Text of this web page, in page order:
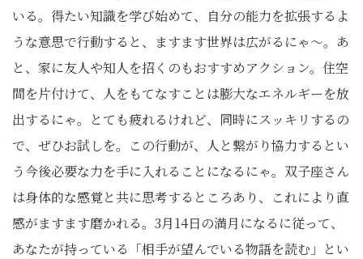
いる。得たい知識を学び始めて、自分の能力を拡張するよ
うな意思で行動すると、ますます世界は広がるにゃ〜。あ
と、家に友人や知人を招くのもおすすめアクション。住空
間を片付けて、人をもてなすことは膨大なエネルギーを放
出するにゃ。とても疲れるけれど、同時にスッキリするの
で、ぜひお試しを。この行動が、人と繋がり協力するとい
う今後必要な力を手に入れることになるにゃ。双子座さん
は身体的な感覚と共に思考するところあり、これにより直
感がますます磨かれる。3月14日の満月になるに従って、
あなたが持っている「相手が望んでいる物語を読む」とい